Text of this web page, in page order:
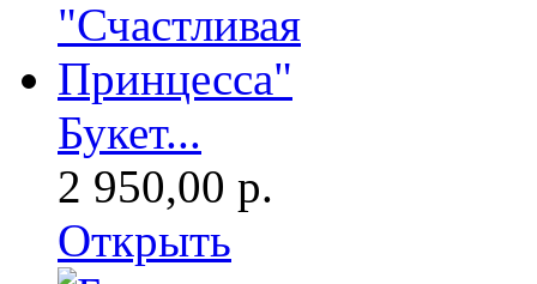
Букет...
2 950,00 р.
Открыть